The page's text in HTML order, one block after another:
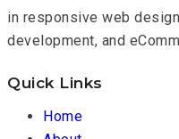
in responsive web
development, and
Quick Links
Home